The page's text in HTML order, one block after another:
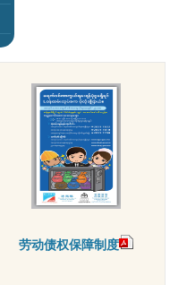
劳动债权保障制度